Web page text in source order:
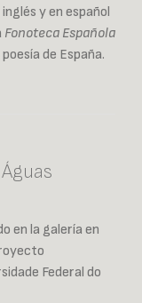
y en español
Fonoteca Española
de España.
en la galería en
Federal do